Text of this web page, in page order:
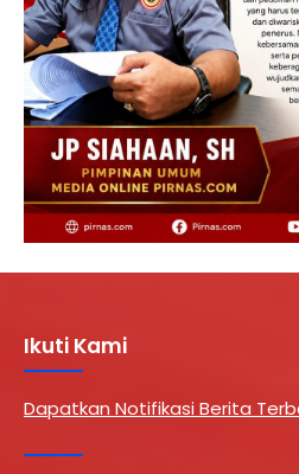
Ikuti Kami
Dapatkan Notifikasi Berita